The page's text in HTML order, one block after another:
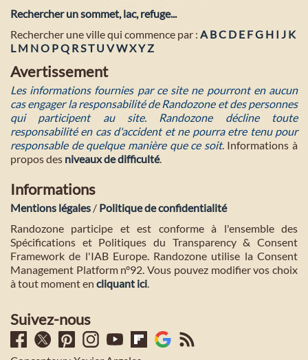
Rechercher un sommet, lac, refuge...
Rechercher une ville qui commence par : A BC D E FG H I J K
L M NO PQ RST U VWXYZ
Avertissement
Les informations fournies par ce site ne pourront en aucun
cas engager la responsabilité de Randozone et des personnes
qui participent au site. Randozone décline toute
responsabilité en cas d'accident et ne pourra etre tenu pour
responsable de quelque manière que ce soit. Informations à
propos des niveaux de difficulté.
Informations
Mentions légales / Politique de confidentialité
Randozone participe et est conforme à l'ensemble des
Spécifications et Politiques du Transparency & Consent
Framework de l'IAB Europe. Randozone utilise la Consent
Management Platform n°92. Vous pouvez modifier vos choix
à tout moment en cliquant ici.
Suivez-nous